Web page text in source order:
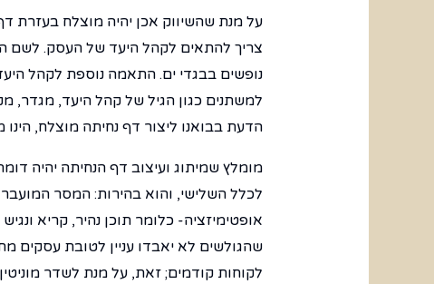
על מנת שהשיווק אכן יהיה מוצלח בעזרת
צריך להתאים לקהל היעד של העסק. לשם
נופשים בבגדי ים. התאמה נוספת לקהל
למשתנים כגון הגיל של קהל היעד, מגדר,
הדעת בבואנו ליצור דף נחיתה מוצלח, הינו
מומלץ שמיתוג ועיצוב דף הנחיתה יהיה
לכלל השלישי, והוא בהירות: המסר המועבר
אופטימיזציה- כלומר תוכן נהיר, קריא ונגיש
שהגולשים לא יאבדו עניין לטובת עסקים
לקוחות קודמים; זאת, על מנת לשדר